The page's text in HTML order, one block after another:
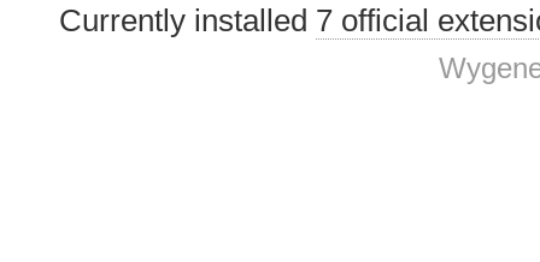
Currently installed 7 official